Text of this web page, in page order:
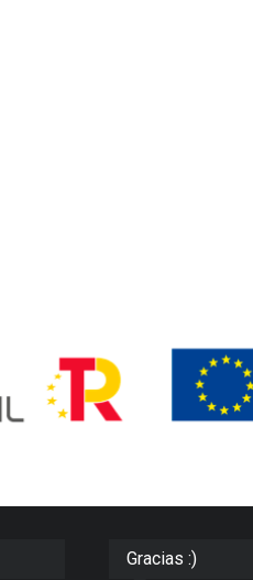
Gracias :)